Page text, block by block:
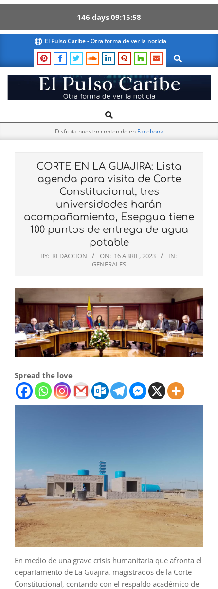
146 days 09 15 57
content
El Pulso Caribe - Otra forma de ver la noticia
Search
El
Pulso
Navigation
Search
Disfruta nuestro contenido en Facebook
CORTE EN LA GUAJIRA: Lista
agenda para visita de Corte
Constitucional, tres
universidades harán
acompañamiento, Esepgua tiene
100 puntos de entrega de agua
potable
BY: REDACCION ON: 16 ABRIL, 2023
IN:
GENERALES
Spread the love
En medio de una grave crisis humanitaria que afronta el
departamento de La Guajira, magistrados de la Corte
Constitucional, contando con el respaldo académico de